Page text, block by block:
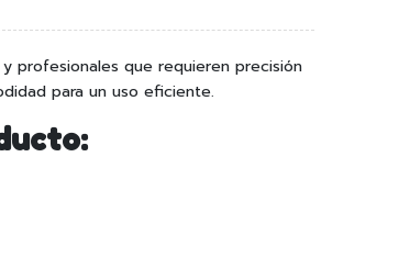
profesionales que requieren precisión
para un uso eficiente.​